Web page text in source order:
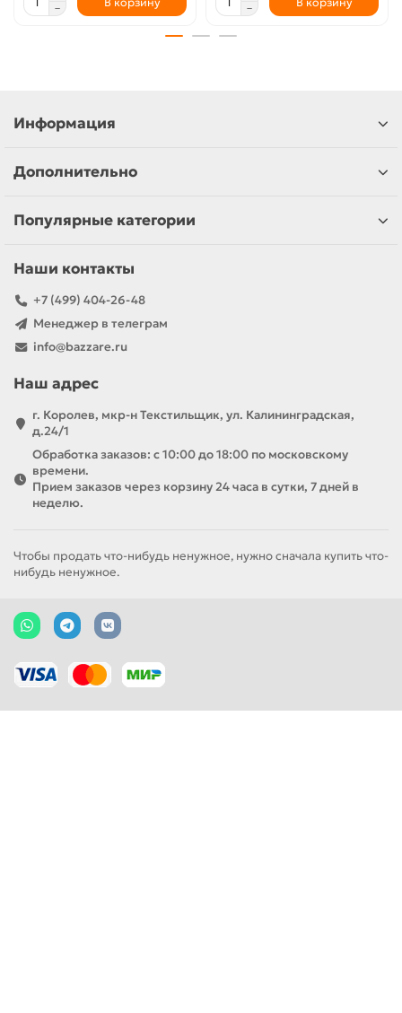
Информация
Дополнительно
Популярные категории
Наши контакты
+7 (499) 404-26-48
Менеджер в телеграм
info@bazzare.ru
Наш адрес
г. Королев, мкр-н Текстильщик, ул. Калининградская,
д.24/1
Обработка заказов: с 10:00 до 18:00 по московскому
времени.
Прием заказов через корзину 24 часа в сутки, 7 дней в
неделю.
Чтобы продать что-нибудь ненужное, нужно сначала купить что-
нибудь ненужное.